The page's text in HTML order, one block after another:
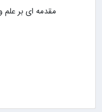
مقدمه ای بر علم